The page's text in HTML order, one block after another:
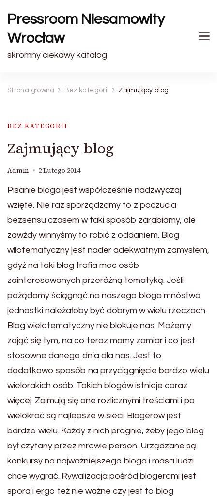
Pressroom Niesamowity
Wrocław
skromny ciekawy katalog
Strona główna Bez kategorii Zajmujący blog
BEZ KATEGORII
Zajmujący blog
Admin 2 Lutego 2014
Pisanie bloga jest współcześnie nadzwyczaj
wzięte. Nie raz sporządzamy to z poczucia
bezsensu czasem w taki sposób zarabiamy, ale
zawżdy winnyśmy to robić z oddaniem. Blog
wilotematyczny jest nader adekwatnym zamysłem,
gdyż na taki blog trafia moc osób
zainteresowanych przeróżną tematyką. Jeśli
pożądamy ściągnąć na naszego bloga mnóstwo
jednostki należałoby być dobrym w wielu rzeczach.
Blog wielotematyczny nie blokuje nas. Możemy
zająć się tym, na co teraz mamy zamiar i co jest
stosowne danego dnia dla nas. Jest to
dodatkowo sposób na przyciągnięcie bardzo wielu
wielorakich osób. Takich blogów istnieje coraz
więcej. Zajmują się one rozlicznymi treściami i po
wielokroć są najlepsze w sieci. Blogerów jest
bardzo wielu. Każdy z nich pragnie, żeby jego blog
był czytany przez mrowie person. Urządzane są
konkursy na najważniejszego bloga i masa ludzi
chce wygrać. Rywalizacja pośród blogerami jest
spora i ergo też nie ważne czy jest to blog